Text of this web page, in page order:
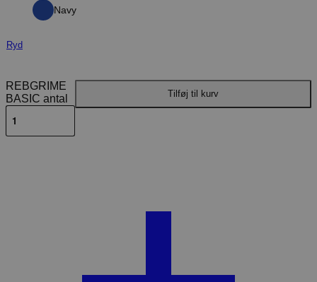
Navy
Ryd
REBGRIME
BASIC antal
Tilføj til kurv
Beskrivelse